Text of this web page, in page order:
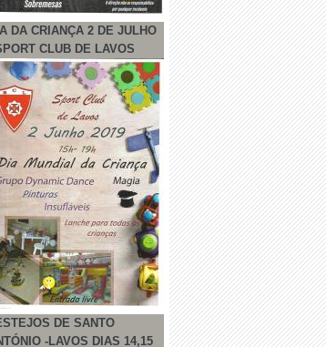
DA CRIANÇA 2 DE JULHO
CLUB DE LAVOS
DE SANTO
-LAVOS DIAS 14,15